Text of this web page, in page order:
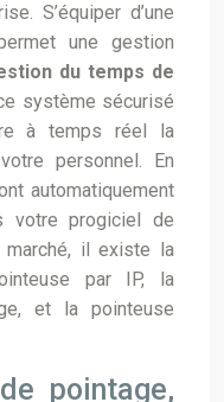
S’équiper d’une
une gestion
du temps de
système sécurisé
à temps réel la
personnel. En
automatiquement
votre progiciel de
il existe la
par IP, la
et la pointeuse
pointage,